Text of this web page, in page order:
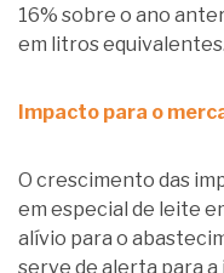
16% sobre o ano
em litros equivalentes.
Impacto para o
O crescimento das
em especial de leite
alívio para o
serve de alerta para